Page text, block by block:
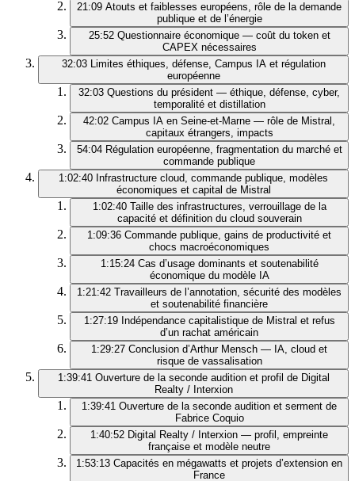
21:09 Atouts et faiblesses européens, rôle de la demande
publique et de l’énergie
25:52 Questionnaire économique — coût du token et
CAPEX nécessaires
32:03 Limites éthiques, défense, Campus IA et régulation
européenne
32:03 Questions du président — éthique, défense, cyber,
temporalité et distillation
42:02 Campus IA en Seine‑et‑Marne — rôle de Mistral,
capitaux étrangers, impacts
54:04 Régulation européenne, fragmentation du marché et
commande publique
1:02:40 Infrastructure cloud, commande publique, modèles
économiques et capital de Mistral
1:02:40 Taille des infrastructures, verrouillage de la
capacité et définition du cloud souverain
1:09:36 Commande publique, gains de productivité et
chocs macroéconomiques
1:15:24 Cas d’usage dominants et soutenabilité
économique du modèle IA
1:21:42 Travailleurs de l’annotation, sécurité des modèles
et soutenabilité financière
1:27:19 Indépendance capitalistique de Mistral et refus
d’un rachat américain
1:29:27 Conclusion d’Arthur Mensch — IA, cloud et
risque de vassalisation
1:39:41 Ouverture de la seconde audition et profil de Digital
Realty / Interxion
1:39:41 Ouverture de la seconde audition et serment de
Fabrice Coquio
1:40:52 Digital Realty / Interxion — profil, empreinte
française et modèle neutre
1:53:13 Capacités en mégawatts et projets d’extension en
France